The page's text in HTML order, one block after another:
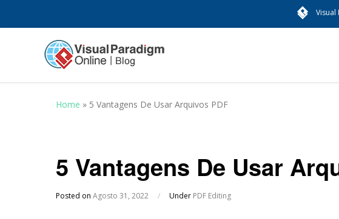
Visual
Home » 5 Vantagens De Usar Arquivos PDF
5 Vantagens De Usar
Posted on Agosto 31, 2022 / Under PDF Editing